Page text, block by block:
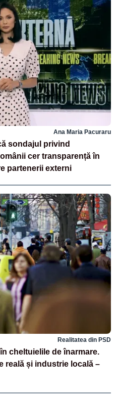
Ana Maria Pacuraru
sondajul privind
cer transparență în
partenerii externi
Realitatea din PSD
cheltuielile de înarmare.
reală și industrie locală –